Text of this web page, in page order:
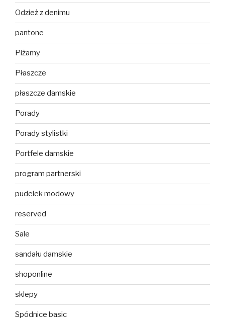
Odzież z denimu
pantone
Piżamy
Płaszcze
płaszcze damskie
Porady
Porady stylistki
Portfele damskie
program partnerski
pudelek modowy
reserved
Sale
sandału damskie
shoponline
sklepy
Spódnice basic